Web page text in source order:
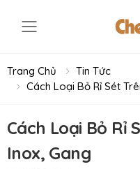
Toggle mobile menu
Trang Chủ
Tin Tức
Cách Loại Bỏ Rỉ Sét
Cách Loại Bỏ Rỉ
Inox, Gang